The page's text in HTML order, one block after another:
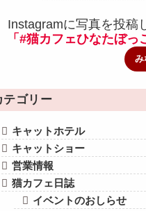
Instagramに写真を投稿
「#猫カフェひなたぼっ
み
テゴリー
キャットホテル
キャットショー
営業情報
猫カフェ日誌
イベントのおしらせ